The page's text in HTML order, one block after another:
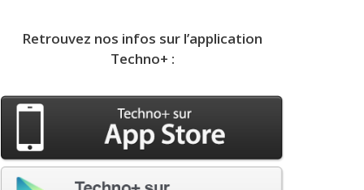
Retrouvez nos infos sur l’application
Techno+ :